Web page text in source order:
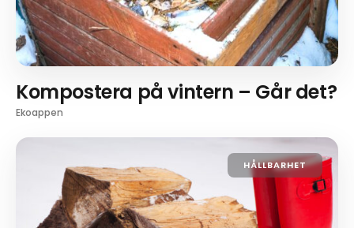
Kompostera på vintern – Går det?
Ekoappen
HÅLLBARHET